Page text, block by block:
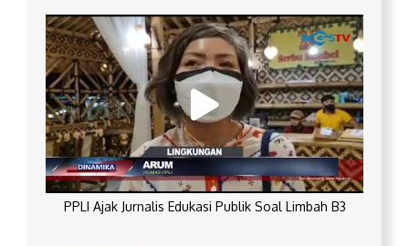
PPLI Ajak Jurnalis Edukasi Publik Soal Limbah B3